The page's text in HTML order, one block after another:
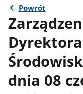
Powrót
dnia 08